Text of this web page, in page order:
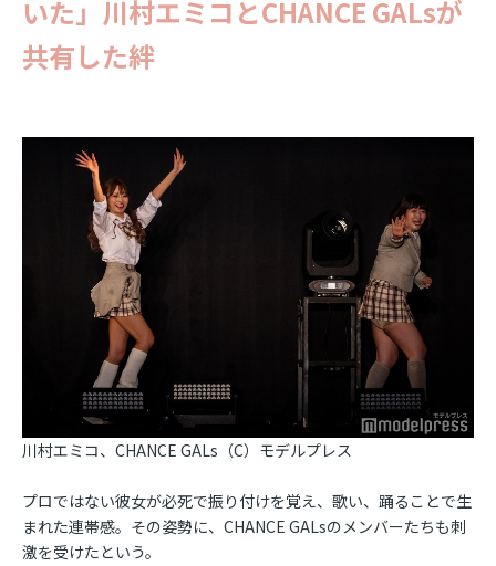
いた」川村エミコとCHANCE GALsが
共有した絆
川村エミコ、CHANCE GALs（C）モデルプレス
プロではない彼女が必死で振り付けを覚え、歌い、踊ることで生
まれた連帯感。その姿勢に、CHANCE GALsのメンバーたちも刺
激を受けたという。